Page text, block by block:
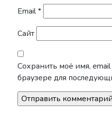
Email*
Сайт
Сохранить моё имя, email
браузере для